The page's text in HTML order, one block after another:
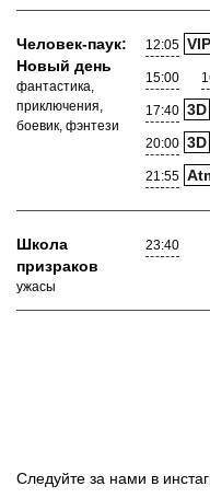
Человек-паук:
Новый день
фантастика,
приключения,
боевик, фэнтези
12:05 VIP
15:00
17:40 3D
20:00 3D
21:55
Школа
призраков
ужасы
23:40
Следуйте за нами в